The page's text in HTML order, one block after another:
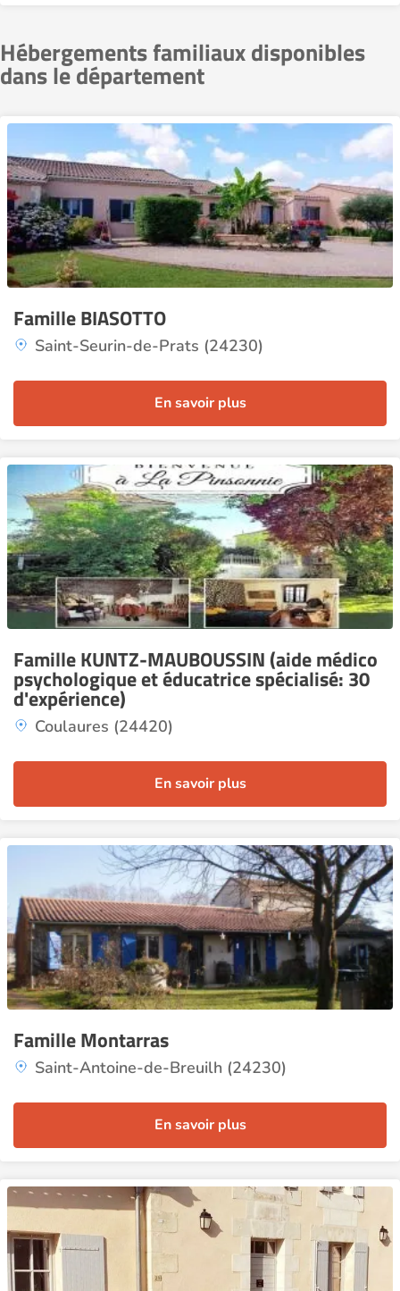
Hébergements familiaux disponibles
dans le département
Famille BIASOTTO
Saint-Seurin-de-Prats (24230)
En savoir plus
Famille KUNTZ-MAUBOUSSIN (aide médico
psychologique et éducatrice spécialisé: 30
d'expérience)
Coulaures (24420)
En savoir plus
Famille Montarras
Saint-Antoine-de-Breuilh (24230)
En savoir plus